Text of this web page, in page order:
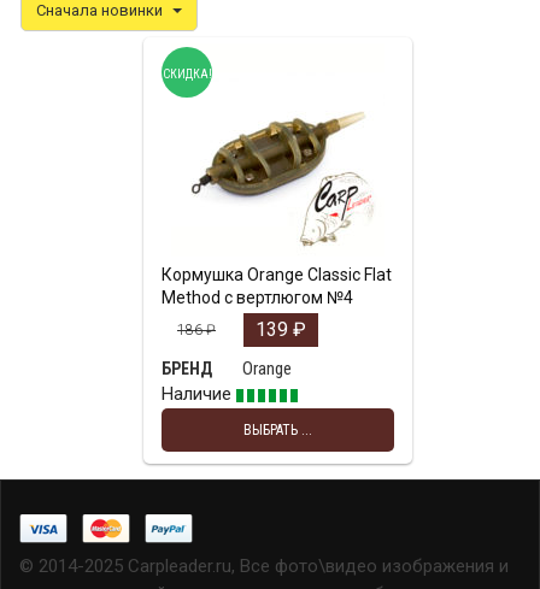
Сначала новинки
Кормушка Orange Classic Flat
Method с вертлюгом №4
186₽ 139 ₽
БРЕНД
Orange
Наличие
ВЫБРАТЬ ...
СКИДКА!
© 2014-2025 Carpleader.ru, Все фото\видео изображения и